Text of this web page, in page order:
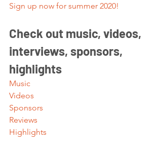
Sign up now for summer 2020!
Check out music, videos,
interviews, sponsors,
highlights
Music
Videos
Sponsors
Reviews
Highlights